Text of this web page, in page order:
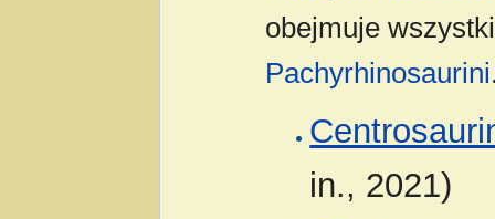
obejmuje
Pachyrhinosaurini
in., 2021)